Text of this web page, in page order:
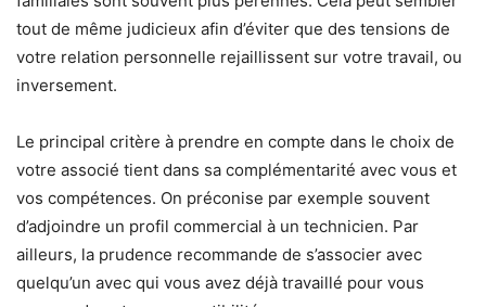
tout de même judicieux afin d’éviter que des tensions de
votre relation personnelle rejaillissent sur votre travail, ou
inversement.
Le principal critère à prendre en compte dans le choix de
votre associé tient dans sa complémentarité avec vous et
vos compétences. On préconise par exemple souvent
d’adjoindre un profil commercial à un technicien. Par
ailleurs, la prudence recommande de s’associer avec
quelqu’un avec qui vous avez déjà travaillé pour vous